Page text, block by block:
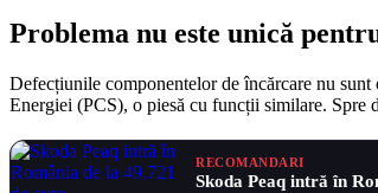
Problema nu este unică
Defecțiunile componentelor de încărcare nu
Energiei (PCS), o piesă cu funcții similare. Spre
RECOMANDARI
Skoda Peaq intră în